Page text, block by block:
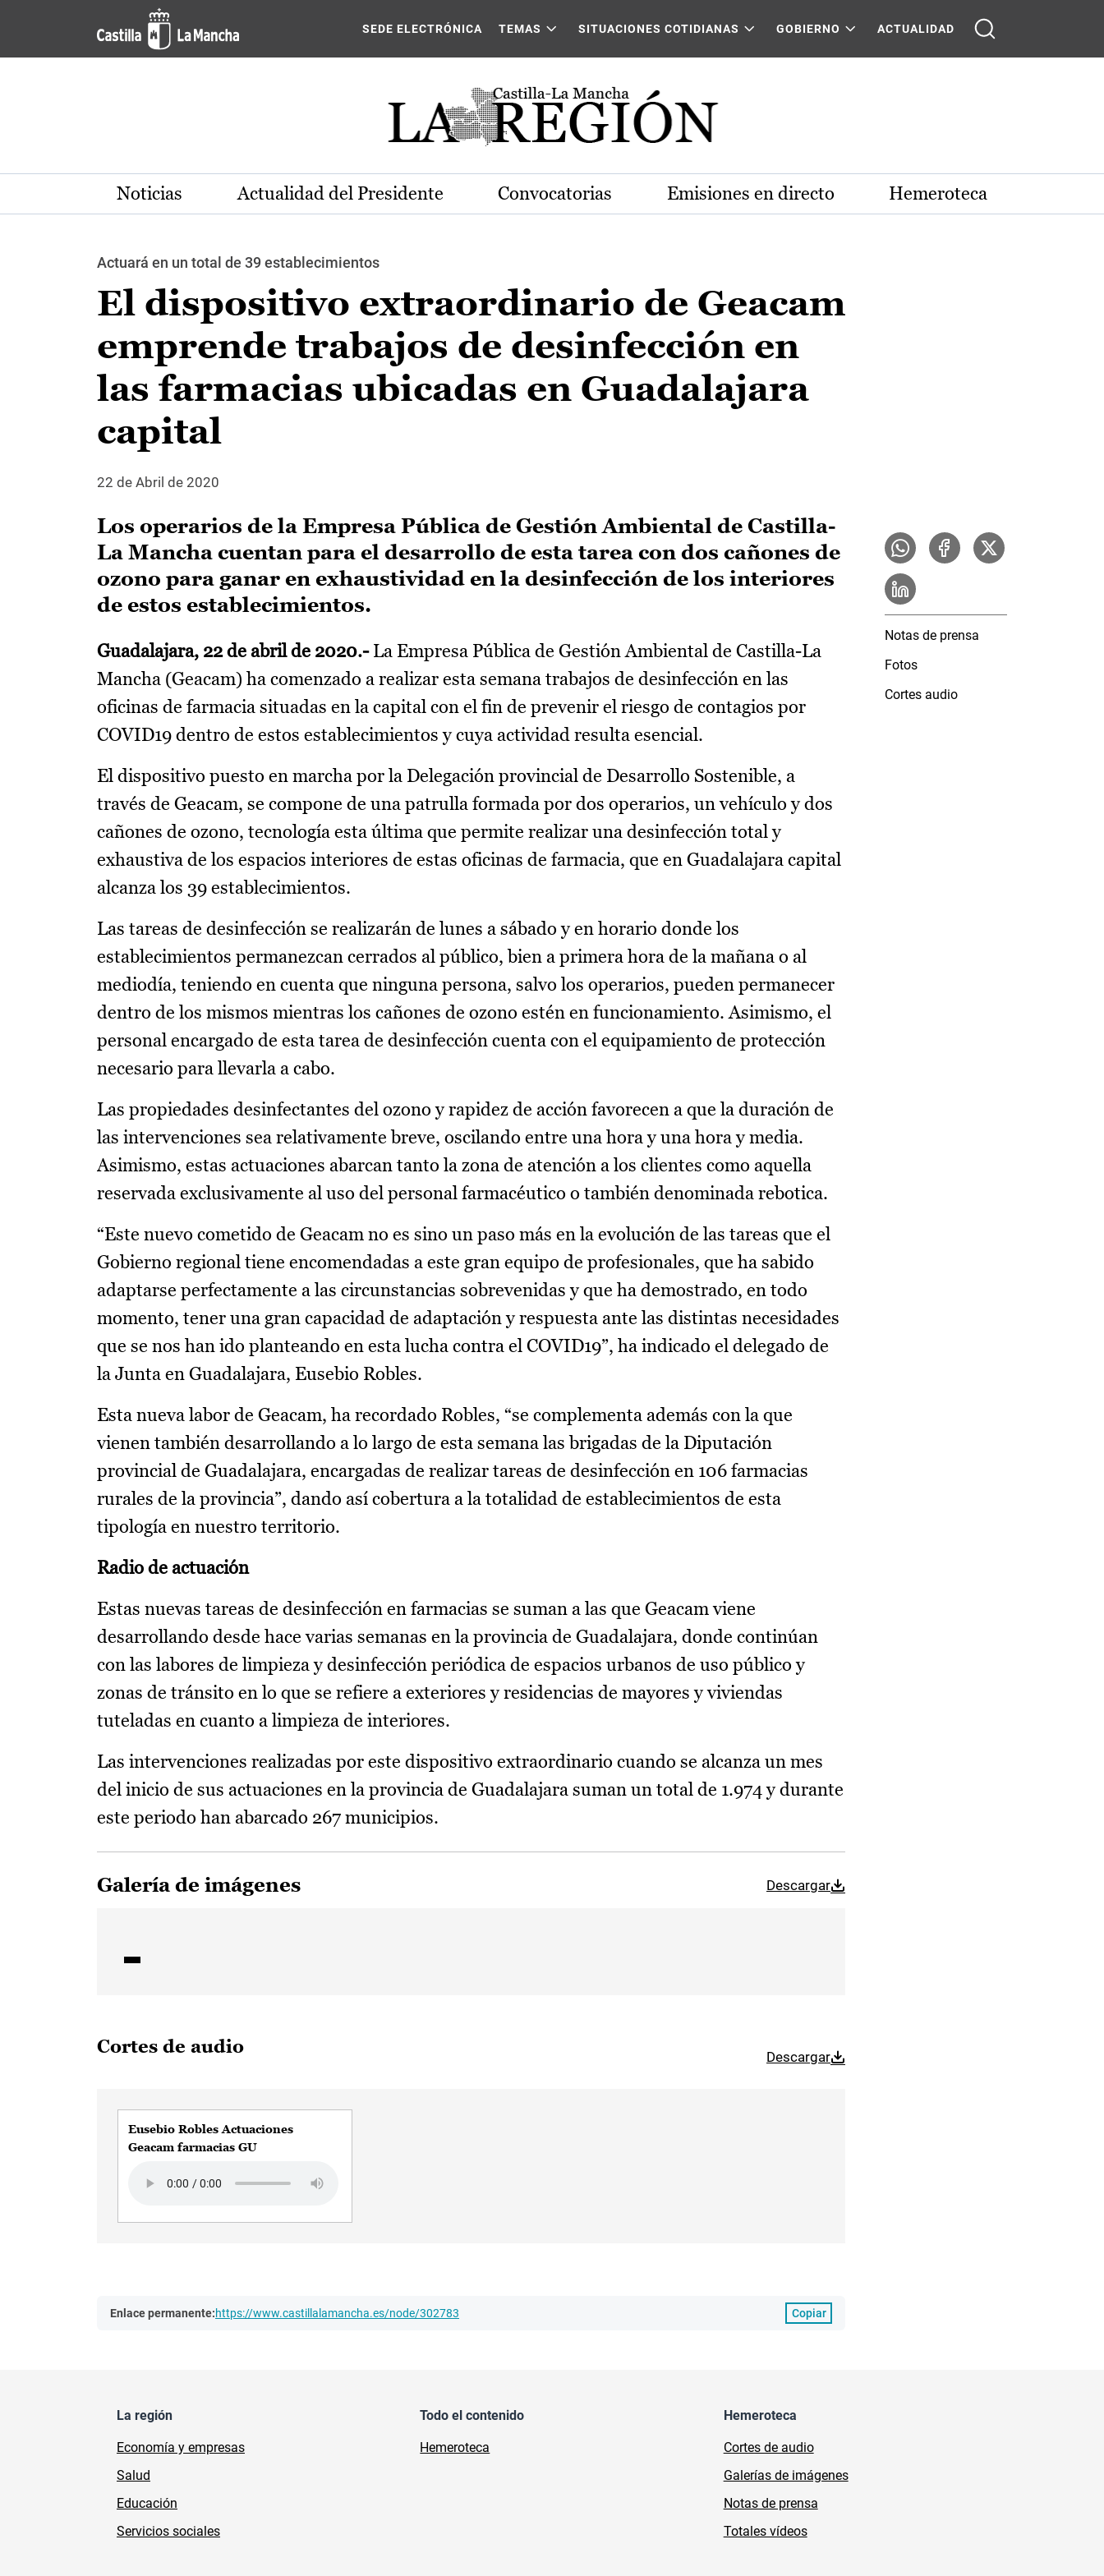
Pasar al contenido principal
SEDE ELECTRÓNICA TEMAS SITUACIONES COTIDIANAS GOBIERNO ACTUALIDAD
Noticias Actualidad del Presidente Convocatorias Emisiones en directo Hemeroteca
Actuará en un total de 39 establecimientos
El dispositivo extraordinario de Geacam
emprende trabajos de desinfección en
las farmacias ubicadas en Guadalajara
capital
22 de Abril de 2020
Los operarios de la Empresa Pública de Gestión Ambiental de Castilla-
La Mancha cuentan para el desarrollo de esta tarea con dos cañones de
ozono para ganar en exhaustividad en la desinfección de los interiores
de estos establecimientos.
Guadalajara, 22 de abril de 2020.- La Empresa Pública de Gestión Ambiental de Castilla-La
Mancha (Geacam) ha comenzado a realizar esta semana trabajos de desinfección en las
oficinas de farmacia situadas en la capital con el fin de prevenir el riesgo de contagios por
COVID19 dentro de estos establecimientos y cuya actividad resulta esencial.
El dispositivo puesto en marcha por la Delegación provincial de Desarrollo Sostenible, a
través de Geacam, se compone de una patrulla formada por dos operarios, un vehículo y dos
cañones de ozono, tecnología esta última que permite realizar una desinfección total y
exhaustiva de los espacios interiores de estas oficinas de farmacia, que en Guadalajara capital
alcanza los 39 establecimientos.
Las tareas de desinfección se realizarán de lunes a sábado y en horario donde los
establecimientos permanezcan cerrados al público, bien a primera hora de la mañana o al
mediodía, teniendo en cuenta que ninguna persona, salvo los operarios, pueden permanecer
dentro de los mismos mientras los cañones de ozono estén en funcionamiento. Asimismo, el
personal encargado de esta tarea de desinfección cuenta con el equipamiento de protección
necesario para llevarla a cabo.
Las propiedades desinfectantes del ozono y rapidez de acción favorecen a que la duración de
las intervenciones sea relativamente breve, oscilando entre una hora y una hora y media.
Asimismo, estas actuaciones abarcan tanto la zona de atención a los clientes como aquella
reservada exclusivamente al uso del personal farmacéutico o también denominada rebotica.
“Este nuevo cometido de Geacam no es sino un paso más en la evolución de las tareas que el
Gobierno regional tiene encomendadas a este gran equipo de profesionales, que ha sabido
adaptarse perfectamente a las circunstancias sobrevenidas y que ha demostrado, en todo
momento, tener una gran capacidad de adaptación y respuesta ante las distintas necesidades
que se nos han ido planteando en esta lucha contra el COVID19”, ha indicado el delegado de
la Junta en Guadalajara, Eusebio Robles.
Esta nueva labor de Geacam, ha recordado Robles, “se complementa además con la que
vienen también desarrollando a lo largo de esta semana las brigadas de la Diputación
provincial de Guadalajara, encargadas de realizar tareas de desinfección en 106 farmacias
rurales de la provincia”, dando así cobertura a la totalidad de establecimientos de esta
tipología en nuestro territorio.
Radio de actuación
Estas nuevas tareas de desinfección en farmacias se suman a las que Geacam viene
desarrollando desde hace varias semanas en la provincia de Guadalajara, donde continúan
con las labores de limpieza y desinfección periódica de espacios urbanos de uso público y
zonas de tránsito en lo que se refiere a exteriores y residencias de mayores y viviendas
tuteladas en cuanto a limpieza de interiores.
Las intervenciones realizadas por este dispositivo extraordinario cuando se alcanza un mes
del inicio de sus actuaciones en la provincia de Guadalajara suman un total de 1.974 y durante
este periodo han abarcado 267 municipios.
Galería de imágenes Descargar
Cortes de audio Descargar
Eusebio Robles Actuaciones
Geacam farmacias GU
Enlace permanente:https://www.castillalamancha.es/node/302783 Copiar
Notas de prensa
Fotos
Cortes audio
La región
Economía y empresas
Salud
Educación
Servicios sociales
Todo el contenido
Hemeroteca
Hemeroteca
Cortes de audio
Galerías de imágenes
Notas de prensa
Totales vídeos